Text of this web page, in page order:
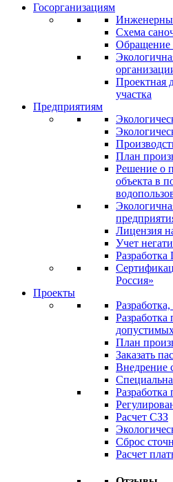
Госорганизациям
Схема
Обращение
Проектная
участка
Предприятиям
План
Решение о
объекта в
Лицензия
Учет
Россия»
Проекты
План
Заказать
Внедрение
Расчет СЗЗ
Сброс
Расчет